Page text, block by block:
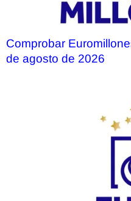
Comprobar
de agosto de 2026